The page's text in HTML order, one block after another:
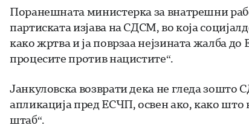
Поранешната министерка за внатрешни
партиската изјава на СДСМ, во која
како жртва и ја поврзаа нејзината жалба до
процесите против нацистите“.
Јанкуловска возврати дека не гледа зошто
апликација пред ЕСЧП, освен ако, како што
штаб“.